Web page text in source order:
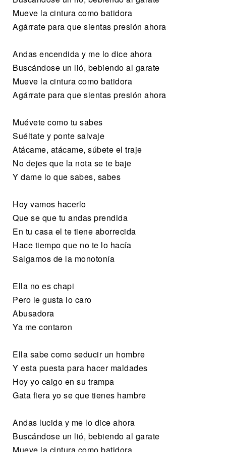
Mueve la cintura como batidora
Agárrate para que sientas presión ahora
Andas encendida y me lo dice ahora
Buscándose un lió, bebiendo al garate
Mueve la cintura como batidora
Agárrate para que sientas presión ahora
Muévete como tu sabes
Suéltate y ponte salvaje
Atácame, atácame, súbete el traje
No dejes que la nota se te baje
Y dame lo que sabes, sabes
Hoy vamos hacerlo
Que se que tu andas prendida
En tu casa el te tiene aborrecida
Hace tiempo que no te lo hacía
Salgamos de la monotonía
Ella no es chapi
Pero le gusta lo caro
Abusadora
Ya me contaron
Ella sabe como seducir un hombre
Y esta puesta para hacer maldades
Hoy yo caigo en su trampa
Gata fiera yo se que tienes hambre
Andas lucida y me lo dice ahora
Buscándose un lió, bebiendo al garate
Mueve la cintura como batidora